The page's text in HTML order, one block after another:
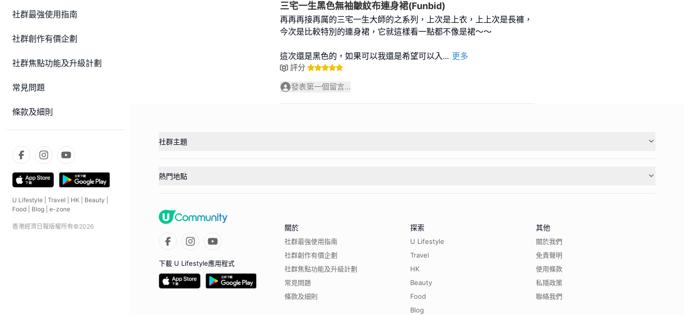
社群最強使用指南
社群創作有價企劃
社群焦點功能及升級計劃
常見問題
條款及細則
U Lifestyle Travel HK Beauty
Food
Blog e-zone
香港經濟日報版權所有©2026
三宅一生黑色無袖皺紋布連身裙(Funbid)
再再再接再厲的三宅一生大師的之系列，上次是上衣，上上次是長褲，
今次是比較特別的連身裙，它就這樣看一點都不像是裙～～
這次還是黑色的，如果可以我還是希望可以入... 更多
評分
發表第一個留言...
社群主題
熱門地點
下載 U Lifestyle應用程式
關於
社群最強使用指南
社群創作有價企劃
社群焦點功能及升級計劃
常見問題
條款及細則
探索
U Lifestyle
Travel
HK
Beauty
Food
Blog
其他
關於我們
免責聲明
使用條款
私隱政策
聯絡我們